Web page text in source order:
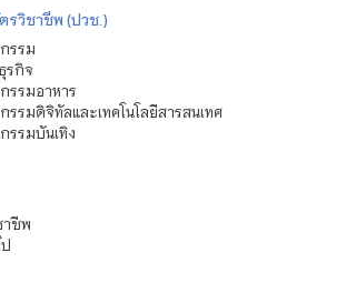
รวิชาชีพ (ปวช.)
รรม
รกิจ
รรมอาหาร
รรมดิจิทัลและเทคโนโลยีสารสนเทศ
รรมบันเทิง
าชีพ